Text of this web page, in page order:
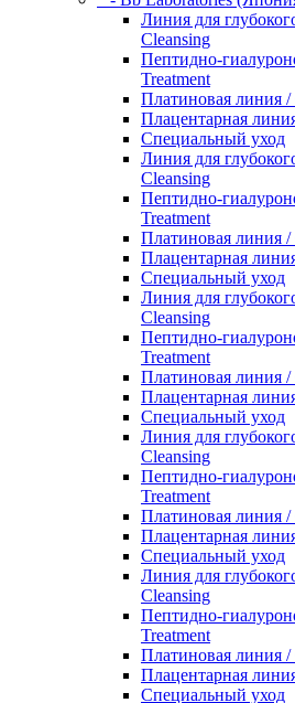
Линия для
Cleansing
Пептидно-
Treatment
Платиновая линия /
Плацентарная
Специальный уход
Линия для
Cleansing
Пептидно-
Treatment
Платиновая линия /
Плацентарная
Специальный уход
Линия для
Cleansing
Пептидно-
Treatment
Платиновая линия /
Плацентарная
Специальный уход
Линия для
Cleansing
Пептидно-
Treatment
Платиновая линия /
Плацентарная
Специальный уход
Линия для
Cleansing
Пептидно-
Treatment
Платиновая линия /
Плацентарная
Специальный уход